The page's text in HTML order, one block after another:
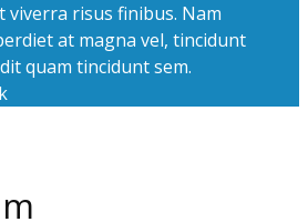
viverra risus finibus. Nam
at magna vel, tincidunt
quam tincidunt sem.